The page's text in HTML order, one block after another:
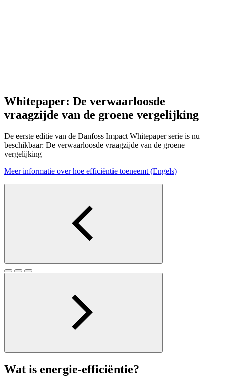
Whitepaper: De verwaarloosde
vraagzijde van de groene vergelijking
De eerste editie van de Danfoss Impact Whitepaper serie is nu
beschikbaar: De verwaarloosde vraagzijde van de groene
vergelijking
Meer informatie over hoe efficiëntie toeneemt (Engels)
Wat is energie-efficiëntie?